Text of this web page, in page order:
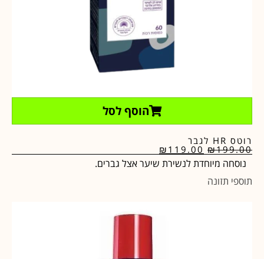
הוסף לסל
רוטס HR לגבר
₪199.00
₪ 119.00
נוסחה מיוחדת לנשירת שיער אצל גברים.
תוספי תזונה